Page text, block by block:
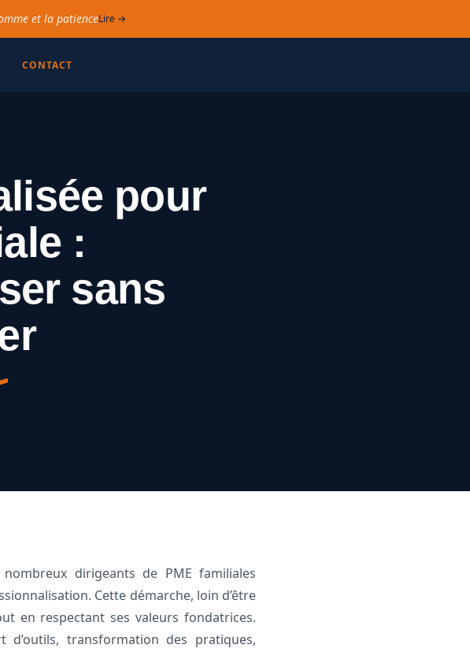
et la patienceLire →
CONTACT
pour
:
sans
dirigeants de PME familiales
Cette démarche, loin d’être
en respectant ses valeurs fondatrices.
d’outils, transformation des pratiques,